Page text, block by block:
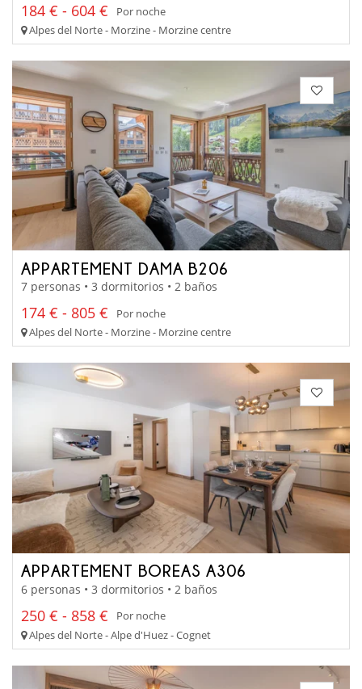
184 € - 604 €
Por noche
Alpes del Norte - Morzine - Morzine centre
APPARTEMENT DAMA B206
7 personas • 3 dormitorios • 2 baños
174 € - 805 €
Por noche
Alpes del Norte - Morzine - Morzine centre
APPARTEMENT BOREAS A306
6 personas • 3 dormitorios • 2 baños
250 € - 858 €
Por noche
Alpes del Norte - Alpe d'Huez - Cognet